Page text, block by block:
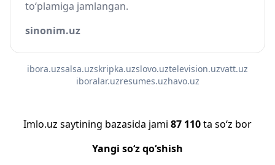
to‘plamiga jamlangan.
sinonim.uz
ibora.uzsalsa.uzskripka.uzslovo.uztelevision.uzvatt.uz
iboralar.uzresumes.uzhavo.uz
Imlo.uz saytining bazasida jami 87 110ta so‘z bor
Yangi so‘z qo‘shish